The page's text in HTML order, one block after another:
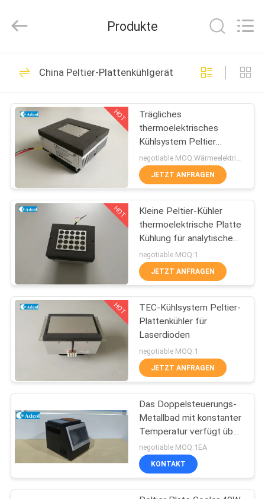
HAUS
PRODUKTE
VIDEOS
ÜBER
UNS
FABRIK-
AUSFLUG
QUALITÄTSKONTROLLE
KONTAKT
NACHRICHTEN
FÄLLE
SITEMAP
Reserved.
Thermoelektrische
Kühlvorrichtung
Peltiers
56
Thermoelektrische
Klimaanlage
82
Peltier-
Plattenkühlgerät
Thermoelektrischer
Produkte
China Peltier-Plattenkühlgerät
HOT
Trägliches
thermoelektrisches
Kühlsystem Peltier
Kaltplattenkühlgerät
negotiable MOQ:Wärmeelektrische Kühlung Peltier-Plattenkühlgerät
JETZT ANFRAGEN
HOT
Kleine Peltier-Kühler
thermoelektrische Platte
Kühlung für analytische
Prüfung
negotiable MOQ:1
JETZT ANFRAGEN
HOT
TEC-Kühlsystem Peltier-
Plattenkühler für
Laserdioden
negotiable MOQ:1
JETZT ANFRAGEN
Das Doppelsteuerungs-
Metallbad mit konstanter
Temperatur verfügt über
ein einzigartiges
was es sowohl für
negotiable MOQ:1EA
KONTAKT